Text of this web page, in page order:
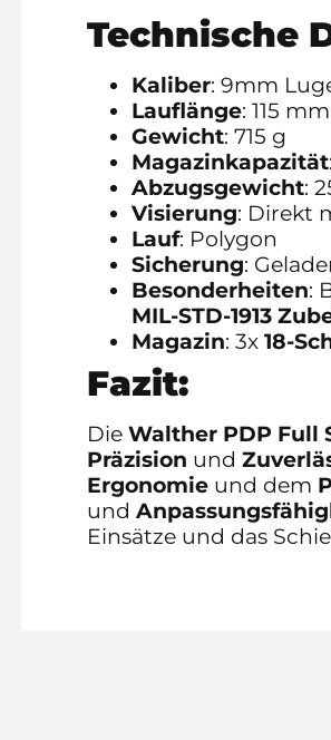
Technische
Kaliber: 9mm
Lauflänge: 115
Gewicht: 715 g
Magazinkapazität
Abzugsgewicht:
Visierung: Direkt
Lauf: Polygon
Sicherung:
Besonderheiten:
MIL-STD-1913
Magazin: 3x 18-
Fazit:
Die Walther PDP Full
Präzision und
Ergonomieund dem
und
Einsätze und das